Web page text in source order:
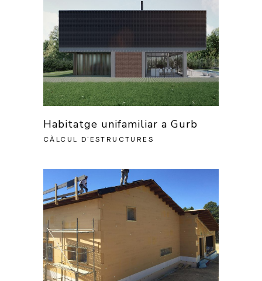
Habitatge unifamiliar a Gurb
CÀLCUL D'ESTRUCTURES